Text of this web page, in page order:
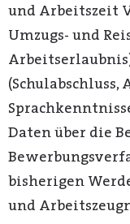
und Arbeitszeit
Umzugs- und
Daten über die
bisherigen
und